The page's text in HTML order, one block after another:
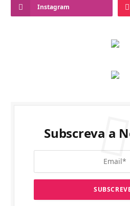
Instagram
Subscreva a